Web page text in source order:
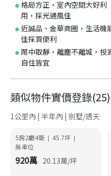
格局方正，室內空間大好利
用，採光通風佳
近誠品、金華商圈，生活機
佳採買便利
鬧中取靜，離塵不離城，投
自住皆宜
類似物件實價登錄(25)
1公里內 | 半年內 | 別墅/透天
5房2廳4衛 | 45.7坪 |
無車位
920萬 20.13萬/坪